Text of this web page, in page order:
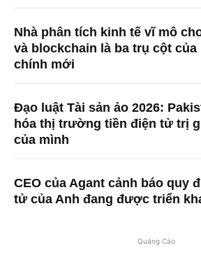
Nhà phân tích kinh tế vĩ mô
và blockchain là ba trụ cột của
chính mới
Đạo luật Tài sản ảo 2026:
hóa thị trường tiền điện tử trị
của mình
CEO của Agant cảnh báo quy
tử của Anh đang được triển
Quảng Cáo